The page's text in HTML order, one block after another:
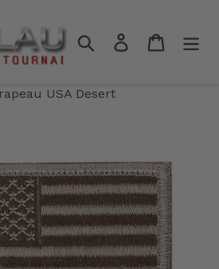
RechercherSe connecter
Panier
USA Desert